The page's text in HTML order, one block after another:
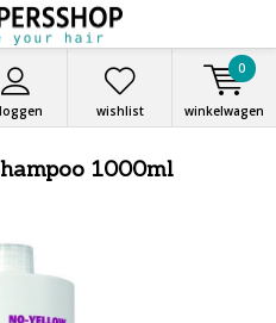
wishlist winkelwagen
0
1000ml